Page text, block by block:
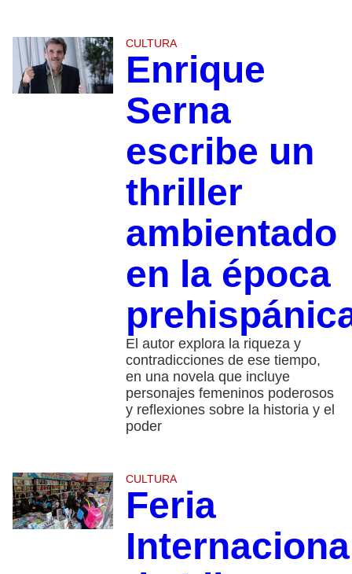
CULTURA
Enrique
Serna
escribe un
thriller
ambientado
en la época
El autor explora la riqueza y
contradicciones de ese tiempo,
en una novela que incluye
personajes femeninos poderosos
y reflexiones sobre la historia y el
poder
CULTURA
Feria